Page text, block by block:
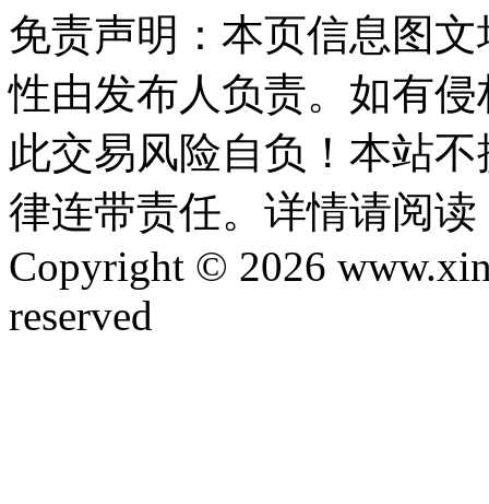
免责声明：本页信息图
性由发布人负责。如有
此交易风险自负！本站
律连带责任。详情请阅读
Copyright © 2026
reserved